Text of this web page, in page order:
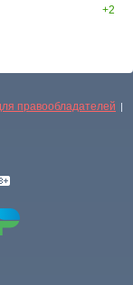
+2
правообладателей |